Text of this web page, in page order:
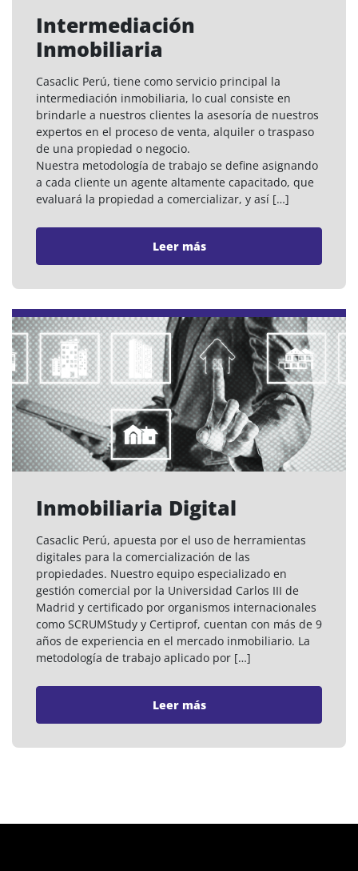
Intermediación
Inmobiliaria
Casaclic Perú, tiene como servicio principal la
intermediación inmobiliaria, lo cual consiste en
brindarle a nuestros clientes la asesoría de nuestros
expertos en el proceso de venta, alquiler o traspaso
de una propiedad o negocio.
Nuestra metodología de trabajo se define asignando
a cada cliente un agente altamente capacitado, que
evaluará la propiedad a comercializar, y así […]
Leer más
Inmobiliaria Digital
Casaclic Perú, apuesta por el uso de herramientas
digitales para la comercialización de las
propiedades. Nuestro equipo especializado en
gestión comercial por la Universidad Carlos III de
Madrid y certificado por organismos internacionales
como SCRUMStudy y Certiprof, cuentan con más de 9
años de experiencia en el mercado inmobiliario. La
metodología de trabajo aplicado por […]
Leer más